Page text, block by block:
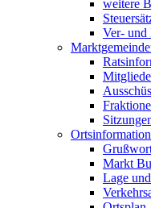
weitere
Ver- und
Markt
Lage